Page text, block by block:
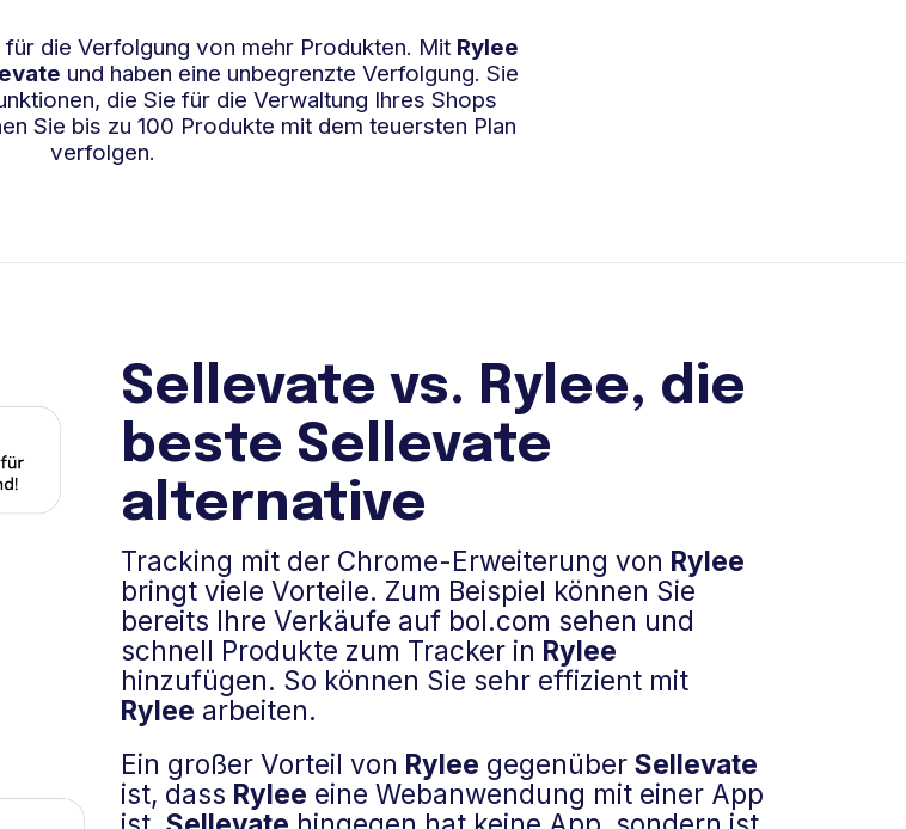
für die Verfolgung von mehr Produkten. Mit Rylee
und haben eine unbegrenzte Verfolgung. Sie
die Sie für die Verwaltung Ihres Shops
Sie bis zu 100 Produkte mit dem teuersten Plan
verfolgen.
Sellevate vs. Rylee, die
beste Sellevate
alternative
Tracking mit der Chrome-Erweiterung von Rylee
bringt viele Vorteile. Zum Beispiel können Sie
bereits Ihre Verkäufe auf bol.com sehen und
schnell Produkte zum Tracker in Rylee
hinzufügen. So können Sie sehr effizient mit
Rylee arbeiten.
Ein großer Vorteil von Rylee gegenüber Sellevate
ist, dass Rylee eine Webanwendung mit einer App